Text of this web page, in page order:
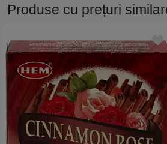
Produse cu prețuri